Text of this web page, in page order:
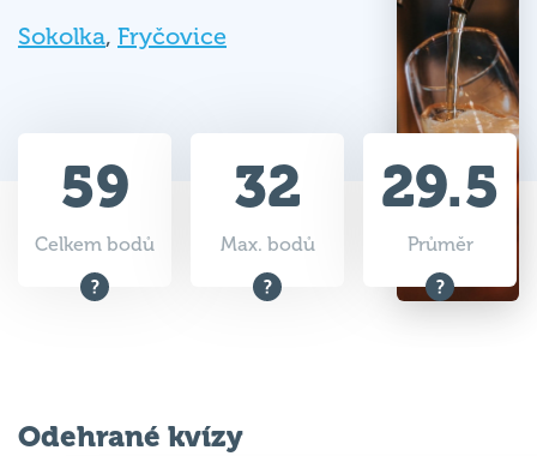
Sokolka, Fryčovice
59
Celkem bodů
32
Max. bodů
29.5
Průměr
Odehrané kvízy